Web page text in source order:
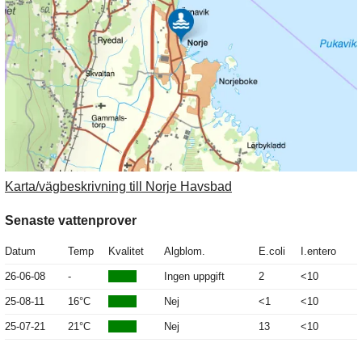
Karta/vägbeskrivning till Norje Havsbad
Senaste vattenprover
Datum Temp Kvalitet Algblom. E.coli I.entero
26-06-08 - Ingen uppgift 2 <10
25-08-11 16°C Nej <1 <10
25-07-21 21°C Nej 13 <10